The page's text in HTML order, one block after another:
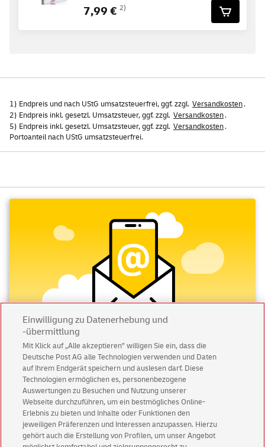
7,99 € 2)
1) Endpreis und nach UStG umsatzsteuerfrei, ggf. zzgl. Versandkosten.
2) Endpreis inkl. gesetzl. Umsatzsteuer, ggf. zzgl. Versandkosten.
5) Endpreis inkl. gesetzl. Umsatzsteuer, ggf. zzgl. Versandkosten.
Portoanteil nach UStG umsatzsteuerfrei.
Abonnieren Sie unseren Newsletter
Immer informiert über exklusive Angebote und
Aktionen - jetzt mit Vorteil
Privatkundensichern sich einen5 € Gutschein
für POSTSCAN!
Einwilligung zu Datenerhebung und
-übermittlung
Mit Klick auf „Alle akzeptieren” willigen Sie ein, dass die
Deutsche Post AG alle Technologien verwenden und Daten
auf Ihrem Endgerät speichern und auslesen darf. Diese
Technologien ermöglichen es, personenbezogene
Auswertungen zu Besuchen und Nutzung unserer
Webseite durchzuführen, um ein bestmögliches Online-
Erlebnis zu bieten und Inhalte oder Funktionen den
jeweiligen Präferenzen und Interessen anzupassen. Hierzu
gehört auch die Erstellung von Profilen, um unser Angebot